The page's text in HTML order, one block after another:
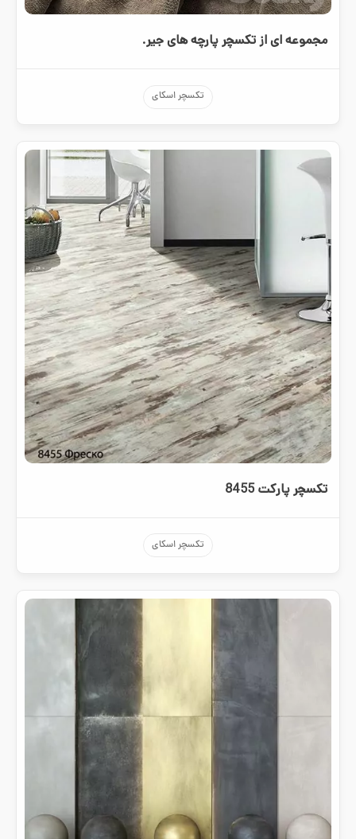
مجموعه ای از تکسچر پارچه های جیر.
تکسچر اسکای
تکسچر پارکت 8455
تکسچر اسکای